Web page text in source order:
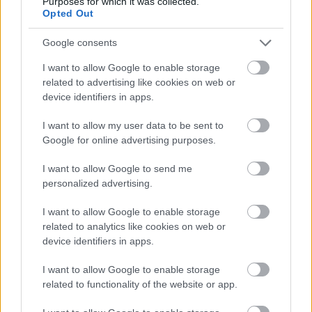
Opted Out
Google consents
I want to allow Google to enable storage
related to advertising like cookies on web or
device identifiers in apps.
I want to allow my user data to be sent to
Google for online advertising purposes.
I want to allow Google to send me
personalized advertising.
I want to allow Google to enable storage
related to analytics like cookies on web or
device identifiers in apps.
I want to allow Google to enable storage
related to functionality of the website or app.
2025 augusztus 27. 13:31
Mai szemmel nincs semmi szégyellnivalójuk
ezeknek a címeknek.
Az utóbbi években a játékipar szép lassan talán átesett
azon a ponton, ahol a külcsín sok esetben fontosabb,
mint maga a játékmenet. Természetesen ezzel szemben
vagy kisebb költségvetésű címet, mely történetében és
játékmenetében is kenterbe veri az AAA játékokat (pl. a
egyfajta stagnálás jellemzi, mi több, sokszor egészen
csúnya játékok is születnek.